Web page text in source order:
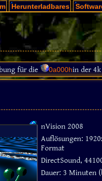
Herunterladbares
für die 0a000hin der
nVision 2008
Auflösungen:
Format
DirectSound,
Dauer: 3 Minuten